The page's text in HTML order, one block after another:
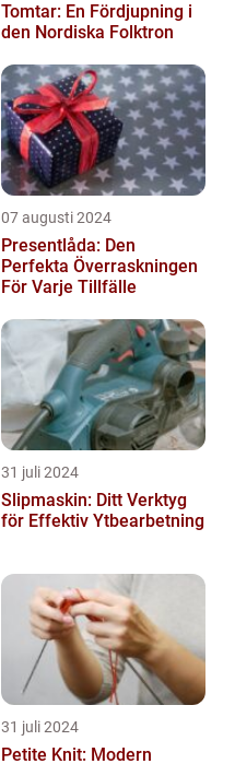
Tomtar: En Fördjupning i
den Nordiska Folktron
07 augusti 2024
Presentlåda: Den
Perfekta Överraskningen
För Varje Tillfälle
31 juli 2024
Slipmaskin: Ditt Verktyg
för Effektiv Ytbearbetning
31 juli 2024
Petite Knit: Modern